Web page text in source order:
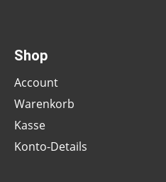
Shop
Account
Warenkorb
Kasse
Konto-Details